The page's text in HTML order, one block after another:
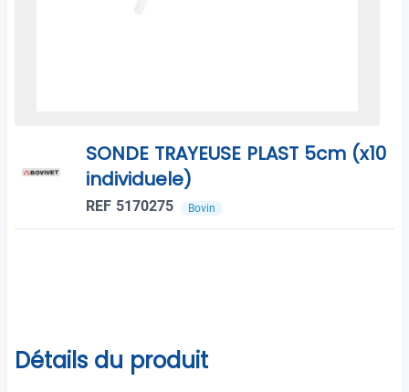
SONDE TRAYEUSE PLAST 5cm (x10
individuele)
REF 5170275 Bovin
Détails du produit